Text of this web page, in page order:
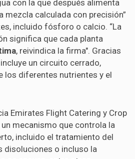
con la que después alimenta
mezcla calculada con precisión”
incluido fósforo o calcio. “La
significa que cada planta
, reivindica la firma". Gracias
un circuito cerrado,
los diferentes nutrientes y el
Emirates Flight Catering y Crop
mecanismo que controla la
incluido el tratamiento del
disoluciones o incluso la